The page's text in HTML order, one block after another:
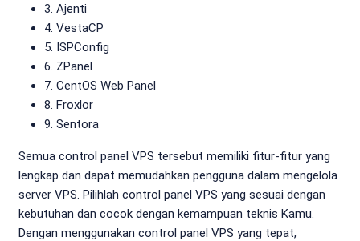
3. Ajenti
4. VestaCP
5. ISPConfig
6. ZPanel
7. CentOS Web Panel
8. Froxlor
9. Sentora
Semua control panel VPS tersebut memiliki fitur-fitur yang
lengkap dan dapat memudahkan pengguna dalam mengelola
server VPS. Pilihlah control panel VPS yang sesuai dengan
kebutuhan dan cocok dengan kemampuan teknis Kamu.
Dengan menggunakan control panel VPS yang tepat,